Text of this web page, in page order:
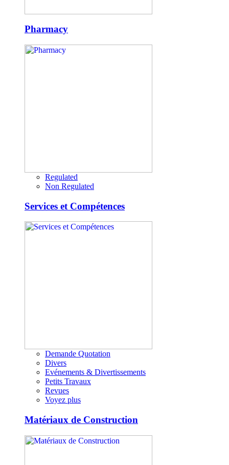
Pharmacy
Regulated
Non Regulated
Services et Compétences
Demande Quotation
Divers
Evénements & Divertissements
Petits Travaux
Revues
Voyez plus
Matériaux de Construction